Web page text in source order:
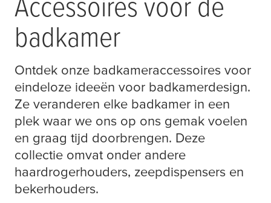
badkamer
Ontdek onze badkameraccessoires voor
eindeloze ideeën voor badkamerdesign.
Ze veranderen elke badkamer in een
plek waar we ons op ons gemak voelen
en graag tijd doorbrengen. Deze
collectie omvat onder andere
haardrogerhouders, zeepdispensers en
bekerhouders.